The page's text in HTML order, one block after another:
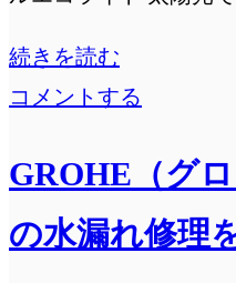
ー）
続きを読む
だ
に
合
う！
コメントする
GROHE（グ
の水漏れ修理